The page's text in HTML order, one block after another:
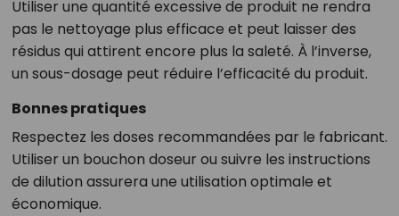
Utiliser une quantité excessive de produit ne rendra
pas le nettoyage plus efficace et peut laisser des
résidus qui attirent encore plus la saleté. À l’inverse,
un sous-dosage peut réduire l’efficacité du produit.
Bonnes pratiques
Respectez les doses recommandées par le fabricant.
Utiliser un bouchon doseur ou suivre les instructions
de dilution assurera une utilisation optimale et
économique.